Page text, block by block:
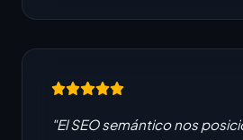
"El SEO semántico nos